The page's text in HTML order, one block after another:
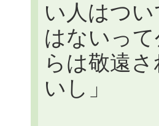
い人はつ
はないっ
らは敬遠
いし」